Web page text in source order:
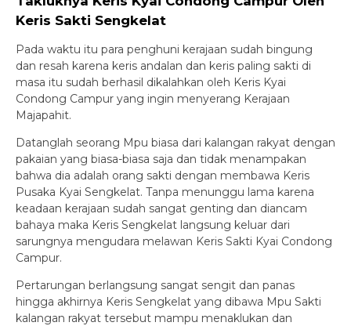
Keris Sakti Sengkelat
Pada waktu itu para penghuni kerajaan sudah bingung
dan resah karena keris andalan dan keris paling sakti di
masa itu sudah berhasil dikalahkan oleh Keris Kyai
Condong Campur yang ingin menyerang Kerajaan
Majapahit.
Datanglah seorang Mpu biasa dari kalangan rakyat dengan
pakaian yang biasa-biasa saja dan tidak menampakan
bahwa dia adalah orang sakti dengan membawa Keris
Pusaka Kyai Sengkelat. Tanpa menunggu lama karena
keadaan kerajaan sudah sangat genting dan diancam
bahaya maka Keris Sengkelat langsung keluar dari
sarungnya mengudara melawan Keris Sakti Kyai Condong
Campur.
Pertarungan berlangsung sangat sengit dan panas
hingga akhirnya Keris Sengkelat yang dibawa Mpu Sakti
kalangan rakyat tersebut mampu menaklukan dan